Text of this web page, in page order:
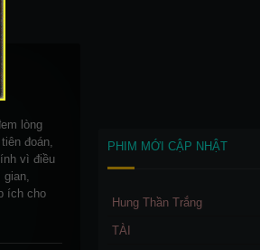
lòng
đoán,
vì điều
gian,
ích cho
PHIM MỚI CẬP NHẬT
Hung Thần Trắng
TÀI